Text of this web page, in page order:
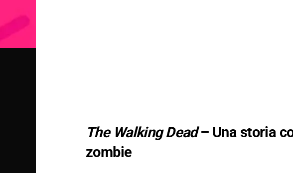
The Walking Dead– Una storia
zombie